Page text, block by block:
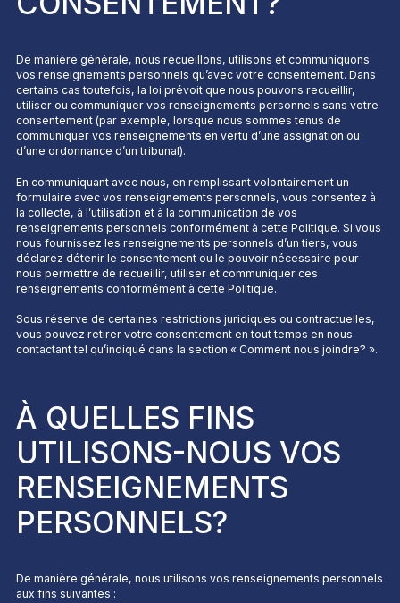
De manière générale, nous recueillons, utilisons et communiquons
vos renseignements personnels qu’avec votre consentement. Dans
certains cas toutefois, la loi prévoit que nous pouvons recueillir,
utiliser ou communiquer vos renseignements personnels sans votre
consentement (par exemple, lorsque nous sommes tenus de
communiquer vos renseignements en vertu d’une assignation ou
d’une ordonnance d’un tribunal).
En communiquant avec nous, en remplissant volontairement un
formulaire avec vos renseignements personnels, vous consentez à
la collecte, à l’utilisation et à la communication de vos
renseignements personnels conformément à cette Politique. Si vous
nous fournissez les renseignements personnels d’un tiers, vous
déclarez détenir le consentement ou le pouvoir nécessaire pour
nous permettre de recueillir, utiliser et communiquer ces
renseignements conformément à cette Politique.
Sous réserve de certaines restrictions juridiques ou contractuelles,
vous pouvez retirer votre consentement en tout temps en nous
contactant tel qu’indiqué dans la section « Comment nous joindre? ».
À QUELLES FINS
UTILISONS-NOUS VOS
RENSEIGNEMENTS
PERSONNELS?
De manière générale, nous utilisons vos renseignements personnels
aux fins suivantes :